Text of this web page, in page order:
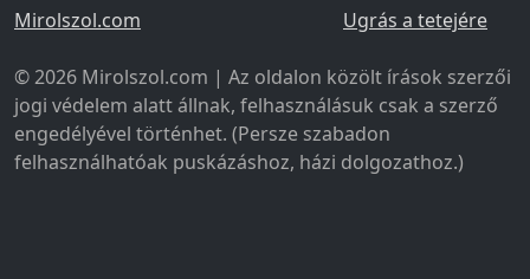
Ugrás a tetejére
Mirolszol.com
© 2026 Mirolszol.com | Az oldalon közölt írások szerzői
jogi védelem alatt állnak, felhasználásuk csak a szerző
engedélyével történhet. (Persze szabadon
felhasználhatóak puskázáshoz, házi dolgozathoz.)